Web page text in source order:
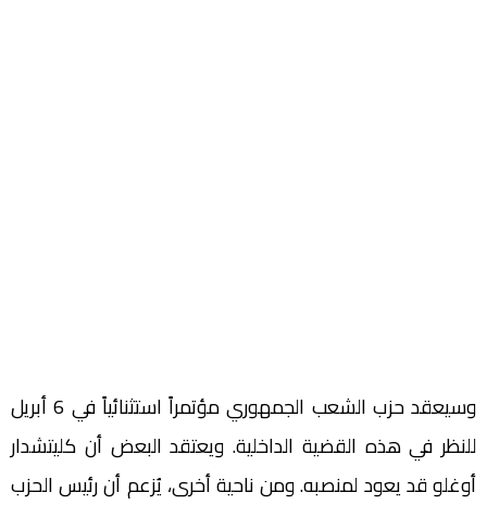
وسيعقد حزب الشعب الجمهوري مؤتمراً استثنائياً في 6 أبريل
للنظر في هذه القضية الداخلية. ويعتقد البعض أن كليتشدار
أوغلو قد يعود لمنصبه. ومن ناحية أخرى، يُزعم أن رئيس الحزب